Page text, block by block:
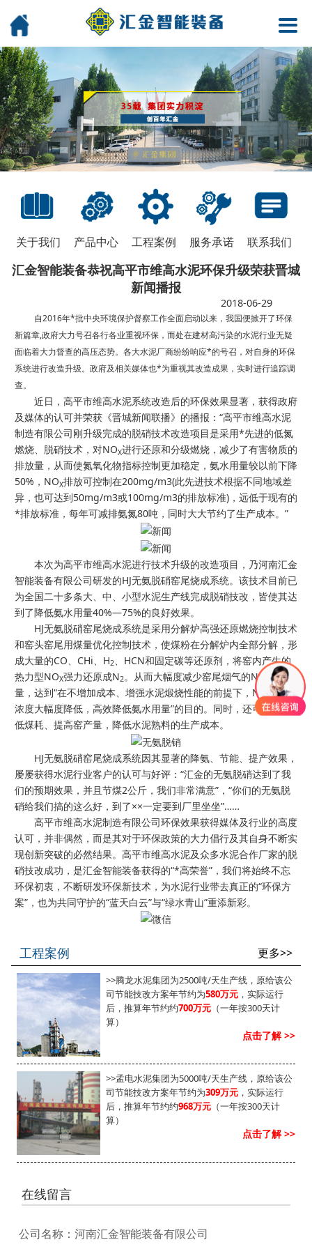
关于我们 产品中心 工程案例 服务承诺 联系我们
汇金智能装备恭祝高平市维高水泥环保升级荣获晋城
新闻播报
2018-06-29
自2016年*批中央环境保护督察工作全面启动以来，我国便掀开了环保
新篇章,政府大力号召各行各业重视环保，而处在建材高污染的水泥行业无疑
面临着大力督查的高压态势。各大水泥厂商纷纷响应*的号召，对自身的环保
系统进行改造升级。政府及相关媒体也*为重视其改造成果，实时进行追踪调
查。
近日，高平市维高水泥系统改造后的环保效果显著，获得政府
及媒体的认可并荣获《晋城新闻联播》的播报：“高平市维高水泥
制造有限公司刚升级完成的脱硝技术改造项目是采用*先进的低氮
燃烧、脱硝技术，对NOX进行还原和分级燃烧，减少了有害物质的
排放量，从而使氮氧化物指标控制更加稳定，氨水用量较以前下降
50%，NOX排放可控制在200mg/m3(此先进技术根据不同地域差
异，也可达到50mg/m3或100mg/m3的排放标准)，远低于现有的
*排放标准，每年可减排氨氮80吨，同时大大节约了生产成本。”
本次为高平市维高水泥进行技术升级的改造项目，乃河南汇金
智能装备有限公司研发的HJ无氨脱硝窑尾烧成系统。该技术目前已
为全国二十多条大、中、小型水泥生产线完成脱硝技改，皆使其达
到了降低氨水用量40%—75%的良好效果。
HJ无氨脱硝窑尾烧成系统是采用分解炉高强还原燃烧控制技术
和窑头窑尾用煤量优化控制技术，使煤粉在分解炉内全部分解，形
成大量的CO、CHi、H2、HCN和固定碳等还原剂，将窑内产生的
热力型NOX强力还原成N2。从而大幅度减少窑尾烟气的NO 含
量，达到“在不增加成本、增强水泥煅烧性能的前提下，NOX排放
浓度大幅度降低，高效降低氨水用量”的目的。同时，还可大幅降
低煤耗、提高窑产量，降低水泥熟料的生产成本。
HJ无氨脱硝窑尾烧成系统因其显著的降氨、节能、提产效果，
屡屡获得水泥行业客户的认可与好评：“汇金的无氨脱硝达到了我
们的预期效果，并且节煤2公斤，我们非常满意”，“你们的无氨脱
硝给我们搞的这么好，到了××一定要到厂里坐坐”……
高平市维高水泥制造有限公司环保效果获得媒体及行业的高度
认可，并非偶然，而是其对于环保政策的大力倡行及其自身不断实
现创新突破的必然结果。高平市维高水泥及众多水泥合作厂家的脱
硝技改成功，是汇金智能装备获得的“*高荣誉”，我们将始终不忘
环保初衷，不断研发环保新技术，为水泥行业带去真正的“环保方
案”，也为共同守护的“蓝天白云”与“绿水青山”重添新彩。
工程案例 更多>>
>>腾龙水泥集团为2500吨/天生产线，原给该公
司节能技改方案年节约为580万元 ，实际运行
后，推算年节约约700万元 （一年按300天计
算）
点击了解 >>
>>孟电水泥集团为5000吨/天生产线，原给该公
司节能技改方案年节约为309万元 ，实际运行
后，推算年节约约968万元 （一年按300天计
算）
点击了解 >>
在线留言
公司名称：河南汇金智能装备有限公司